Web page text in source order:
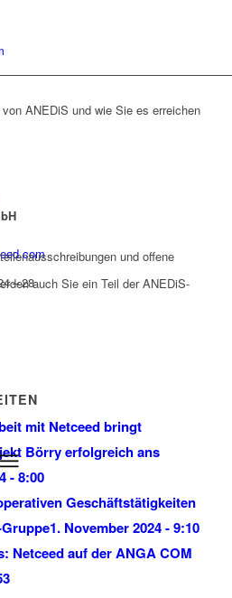
ANEDiS und wie Sie es erreichen
und offene
auch Sie ein Teil der ANEDiS-
– 28
mit Netceed bringt
Börry erfolgreich ans
- 8:00
Geschäftstätigkeiten
1. November 2024 - 9:10
Netceed auf der ANGA COM